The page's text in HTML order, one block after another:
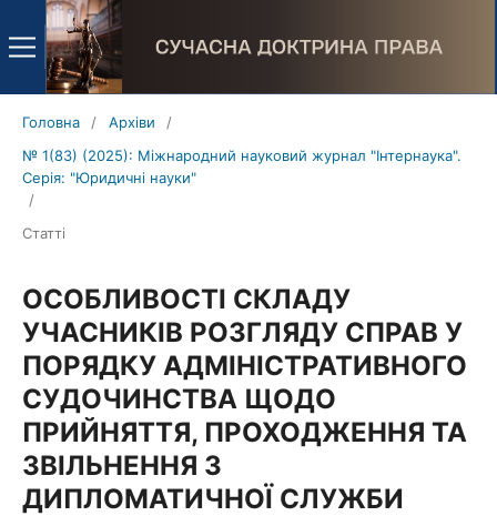
Головна / Архіви
/
№ 1(83) (2025): Міжнародний науковий журнал "Інтернаука".
Серія: "Юридичні науки"
/
Статті
ОСОБЛИВОСТІ СКЛАДУ
УЧАСНИКІВ РОЗГЛЯДУ СПРАВ У
ПОРЯДКУ АДМІНІСТРАТИВНОГО
СУДОЧИНСТВА ЩОДО
ПРИЙНЯТТЯ, ПРОХОДЖЕННЯ ТА
ЗВІЛЬНЕННЯ З
ДИПЛОМАТИЧНОЇ СЛУЖБИ